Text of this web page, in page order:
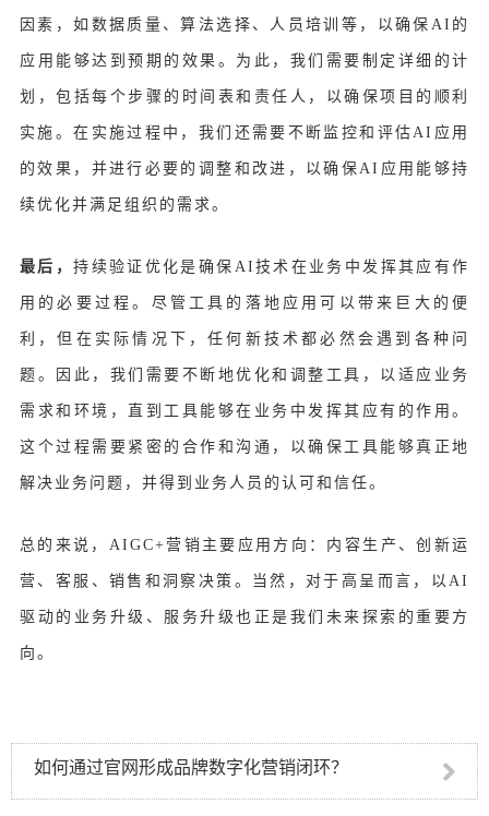
因素，如数据质量、算法选择、人员培训等，以确保AI的
应用能够达到预期的效果。为此，我们需要制定详细的计
划，包括每个步骤的时间表和责任人，以确保项目的顺利
实施。在实施过程中，我们还需要不断监控和评估AI应用
的效果，并进行必要的调整和改进，以确保AI应用能够持
续优化并满足组织的需求。
最后，持续验证优化是确保AI技术在业务中发挥其应有作
用的必要过程。尽管工具的落地应用可以带来巨大的便
利，但在实际情况下，任何新技术都必然会遇到各种问
题。因此，我们需要不断地优化和调整工具，以适应业务
需求和环境，直到工具能够在业务中发挥其应有的作用。
这个过程需要紧密的合作和沟通，以确保工具能够真正地
解决业务问题，并得到业务人员的认可和信任。
总的来说， AIGC+营销主要应用方向：内容生产、创新运
营、客服、销售和洞察决策。当然，对于高呈而言，以 AI
驱动的业务升级、服务升级也正是我们未来探索的重要方
向。
如何通过官网形成品牌数字化营销闭环？